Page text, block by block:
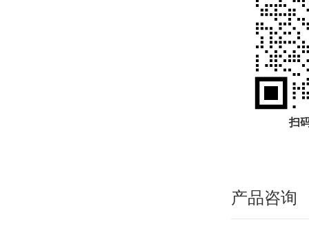
扫码
产品咨询